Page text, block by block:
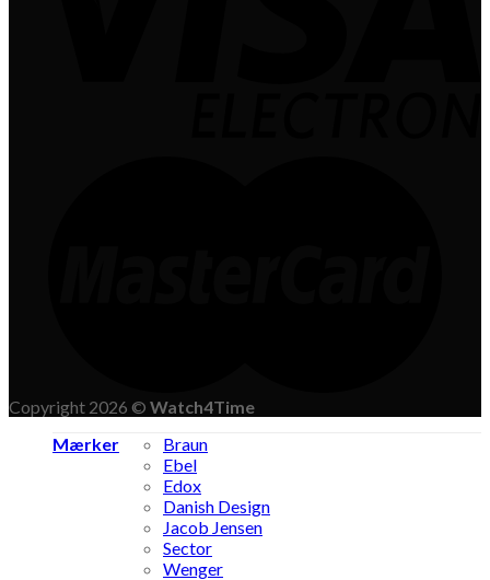
Copyright 2026 © Watch4Time
Mærker
Braun
Ebel
Edox
Danish Design
Jacob Jensen
Sector
Wenger